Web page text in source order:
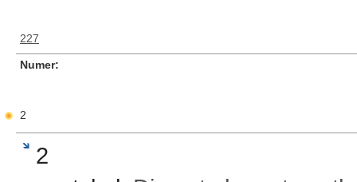
227
Numer
2
2